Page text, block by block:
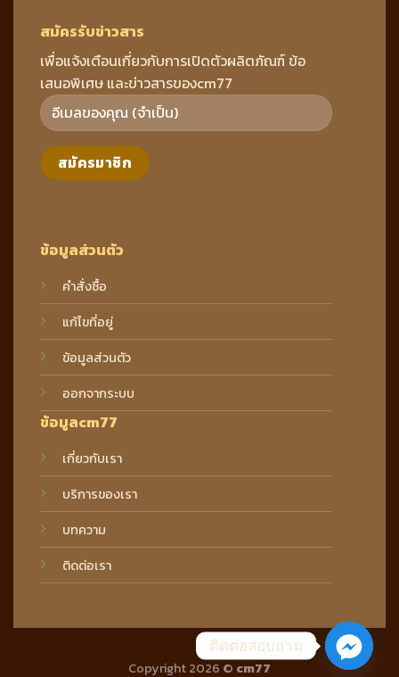
ข้อมูลส่วนตัว
คำสั่งซื้อ
แก้ไขที่อยู่
ข้อมูลส่วนตัว
ออกจากระบบ
ข้อมูลcm77
เกี่ยวกับเรา
บริการของเรา
บทความ
ติดต่อเรา
สมัครรับข่าวสาร
เพื่อแจ้งเตือนเกี่ยวกับการเปิดตัวผลิตภัณฑ์ ข้อ
เสนอพิเศษ และข่าวสารของcm77
Copyright 2026 © cm77
ติดต่อสอบถาม